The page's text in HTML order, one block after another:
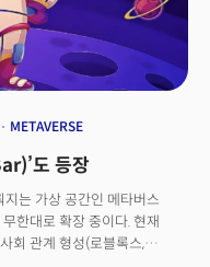
METAVERSE
도 등장
는 가상 공간인 메타버스
한대로 확장 중이다. 현재
회 관계 형성(로블록스,